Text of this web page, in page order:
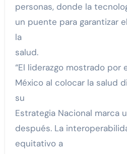
personas, donde la
un puente para garantizar
la
salud.
“El liderazgo mostrado por
México al colocar la salud
su
Estrategia Nacional marca
después. La
equitativo a